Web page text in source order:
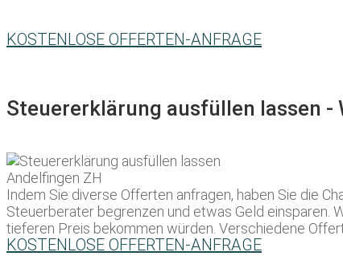
KOSTENLOSE OFFERTEN-ANFRAGE
Steuererklärung ausfüllen lassen
Indem Sie diverse Offerten anfragen, haben Sie die
Steuerberater begrenzen und etwas Geld einsparen.
tieferen Preis bekommen würden. Verschiedene
KOSTENLOSE OFFERTEN-ANFRAGE